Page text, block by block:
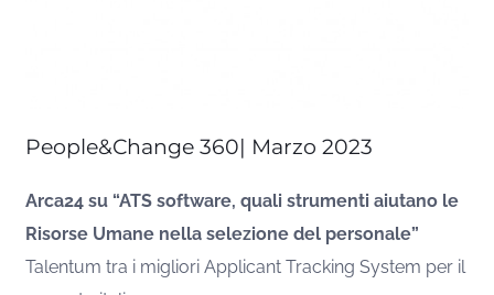
People&Change 360| Marzo 2023
Arca24 su “ATS software, quali strumenti aiutano le
Risorse Umane nella selezione del personale”
Talentum tra i migliori Applicant Tracking System per il